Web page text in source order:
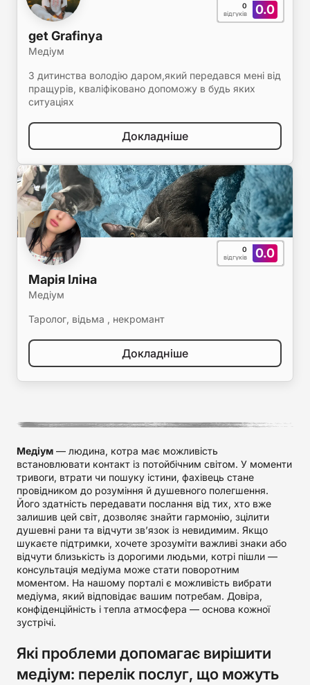
0.0
0
відгуків
get Grafinya
Медіум
З дитинства володію даром,який передався мені від
пращурів, кваліфіковано допоможу в будь яких
ситуаціях
Докладніше
0.0
0
відгуків
Марія Іліна
Медіум
Таролог, відьма , некромант
Докладніше
Медіум — людина, котра має можливість
встановлювати контакт із потойбічним світом. У моменти
тривоги, втрати чи пошуку істини, фахівець стане
провідником до розуміння й душевного полегшення.
Його здатність передавати послання від тих, хто вже
залишив цей світ, дозволяє знайти гармонію, зцілити
душевні рани та відчути зв’язок із невидимим. Якщо
шукаєте підтримки, хочете зрозуміти важливі знаки або
відчути близькість із дорогими людьми, котрі пішли —
консультація медіума може стати поворотним
моментом. На нашому порталі є можливість вибрати
медіума, який відповідає вашим потребам. Довіра,
конфіденційність і тепла атмосфера — основа кожної
зустрічі.
Які проблеми допомагає вирішити
медіум: перелік послуг, що можуть